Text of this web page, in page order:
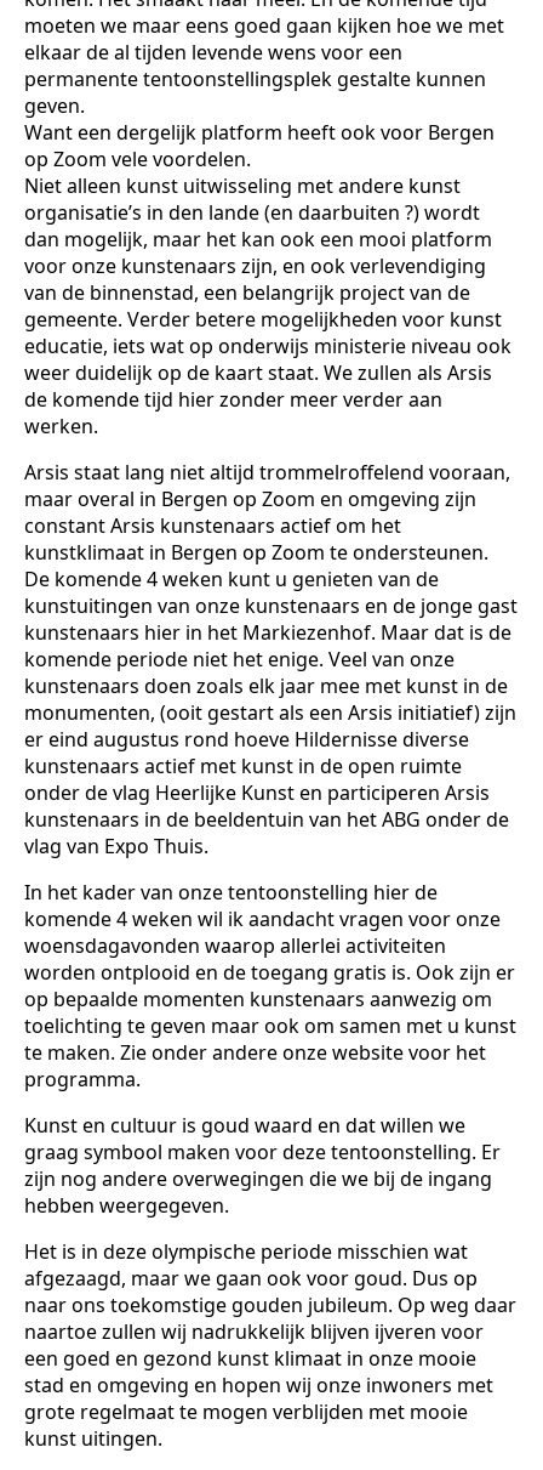
moeten we maar eens goed gaan kijken hoe we met
elkaar de al tijden levende wens voor een
permanente tentoonstellingsplek gestalte kunnen
geven.
Want een dergelijk platform heeft ook voor Bergen
op Zoom vele voordelen.
Niet alleen kunst uitwisseling met andere kunst
organisatie’s in den lande (en daarbuiten ?) wordt
dan mogelijk, maar het kan ook een mooi platform
voor onze kunstenaars zijn, en ook verlevendiging
van de binnenstad, een belangrijk project van de
gemeente. Verder betere mogelijkheden voor kunst
educatie, iets wat op onderwijs ministerie niveau ook
weer duidelijk op de kaart staat. We zullen als Arsis
de komende tijd hier zonder meer verder aan
werken.
Arsis staat lang niet altijd trommelroffelend vooraan,
maar overal in Bergen op Zoom en omgeving zijn
constant Arsis kunstenaars actief om het
kunstklimaat in Bergen op Zoom te ondersteunen.
De komende 4 weken kunt u genieten van de
kunstuitingen van onze kunstenaars en de jonge gast
kunstenaars hier in het Markiezenhof. Maar dat is de
komende periode niet het enige. Veel van onze
kunstenaars doen zoals elk jaar mee met kunst in de
monumenten, (ooit gestart als een Arsis initiatief) zijn
er eind augustus rond hoeve Hildernisse diverse
kunstenaars actief met kunst in de open ruimte
onder de vlag Heerlijke Kunst en participeren Arsis
kunstenaars in de beeldentuin van het ABG onder de
vlag van Expo Thuis.
In het kader van onze tentoonstelling hier de
komende 4 weken wil ik aandacht vragen voor onze
woensdagavonden waarop allerlei activiteiten
worden ontplooid en de toegang gratis is. Ook zijn er
op bepaalde momenten kunstenaars aanwezig om
toelichting te geven maar ook om samen met u kunst
te maken. Zie onder andere onze website voor het
programma.
Kunst en cultuur is goud waard en dat willen we
graag symbool maken voor deze tentoonstelling. Er
zijn nog andere overwegingen die we bij de ingang
hebben weergegeven.
Het is in deze olympische periode misschien wat
afgezaagd, maar we gaan ook voor goud. Dus op
naar ons toekomstige gouden jubileum. Op weg daar
naartoe zullen wij nadrukkelijk blijven ijveren voor
een goed en gezond kunst klimaat in onze mooie
stad en omgeving en hopen wij onze inwoners met
grote regelmaat te mogen verblijden met mooie
kunst uitingen.